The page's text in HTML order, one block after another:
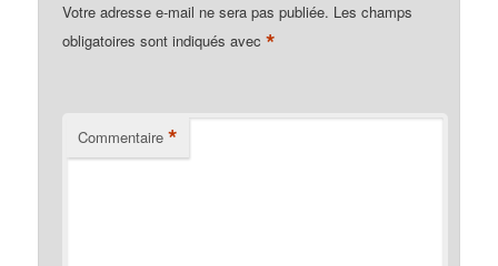
Votre adresse e-mail ne sera pas publiée. Les champs
obligatoires sont indiqués avec*
Commentaire *